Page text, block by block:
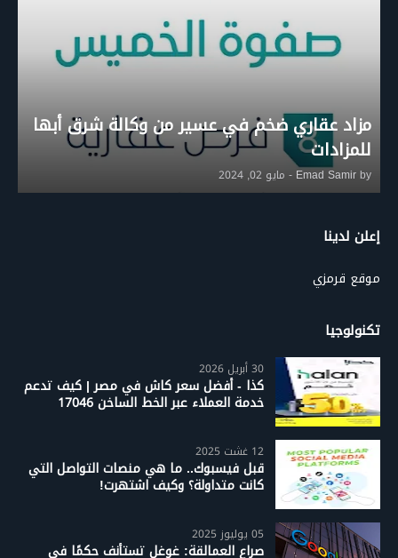
مزاد عقاري ضخم في عسير من وكالة شرق أبها
للمزادات
by
Emad Samir
- مايو 02, 2024
إعلن لدينا
موقع قرمزي
تكنولوجيا
30 أبريل 2026
كذا - أفضل سعر كاش في مصر | كيف تدعم
خدمة العملاء عبر الخط الساخن 17046
12 غشت 2025
قبل فيسبوك.. ما هي منصات التواصل التي
كانت متداولة؟ وكيف اشتهرت!
05 يوليوز 2025
صراع العمالقة: غوغل تستأنف حكمًا في